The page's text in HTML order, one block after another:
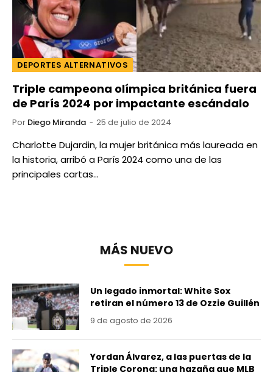
DEPORTES ALTERNATIVOS
Triple campeona olímpica británica fuera
de París 2024 por impactante escándalo
Por Diego Miranda 25 de julio de 2024
Charlotte Dujardin, la mujer británica más laureada en
la historia, arribó a París 2024 como una de las
principales cartas…
MÁS NUEVO
Un legado inmortal: White Sox
retiran el número 13 de Ozzie Guillén
9 de agosto de 2026
Yordan Álvarez, a las puertas de la
Triple Corona: una hazaña que MLB